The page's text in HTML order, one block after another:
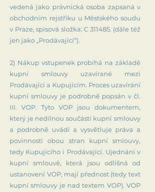
vedená jako právnická osoba zapsaná v
obchodním rejstříku u Městského soudu
v Praze, spisová složka: C 311485. (dále též
jen jako „Prodávající“).
2) Nákup vstupenek probíhá na základě
kupní smlouvy uzavírané mezi
Prodávající a Kupujícím. Proces uzavírání
kupní smlouvy je podrobně popsán v čl.
III. VOP. Tyto VOP jsou dokumentem,
který je nedílnou součástí kupní smlouvy
a podrobně uvádí a vysvětluje práva a
povinnosti obou stran kupní smlouvy,
tedy Kupujícího i Prodávající. Ujednání v
kupní smlouvě, která jsou odlišná od
ustanovení VOP, mají přednost (tedy text
kupní smlouvy je nad textem VOP). VOP